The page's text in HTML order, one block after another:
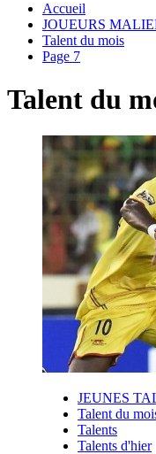
Accueil
JOUEURS
Talent du mois
Page 7
Talent du
JEUNES
Talent du
Talents
Talents d'hier